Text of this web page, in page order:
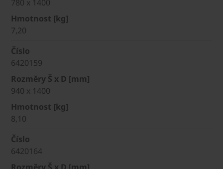
780 x 1400
Hmotnost [kg]
7,20
Číslo
6420159
Rozměry Š x D [mm]
940 x 1400
Hmotnost [kg]
8,10
Číslo
6420164
Rozměry Š x D [mm]